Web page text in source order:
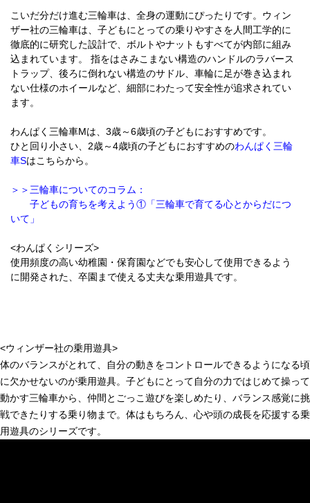
こいだ分だけ進む三輪車は、全身の運動にぴったりです。ウィン
ザー社の三輪車は、子どもにとっての乗りやすさを人間工学的に
徹底的に研究した設計で、ボルトやナットもすべてが内部に組み
込まれています。 指をはさみこまない構造のハンドルのラバース
トラップ、後ろに倒れない構造のサドル、車輪に足が巻き込まれ
ない仕様のホイールなど、細部にわたって安全性が追求されてい
ます。
わんぱく三輪車Mは、3歳～6歳頃の子どもにおすすめです。
ひと回り小さい、2歳～4歳頃の子どもにおすすめのわんぱく三輪
車Sはこちらから。
＞＞三輪車についてのコラム：
子どもの育ちを考えよう①「三輪車で育てる心とからだにつ
いて」
<わんぱくシリーズ>
使用頻度の高い幼稚園・保育園などでも安心して使用できるよう
に開発された、卒園まで使える丈夫な乗用遊具です。
<ウィンザー社の乗用遊具>
体のバランスがとれて、自分の動きをコントロールできるようになる頃
に欠かせないのが乗用遊具。子どもにとって自分の力ではじめて操って
動かす三輪車から、仲間とごっこ遊びを楽しめたり、バランス感覚に挑
戦できたりする乗り物まで。体はもちろん、心や頭の成長を応援する乗
用遊具のシリーズです。